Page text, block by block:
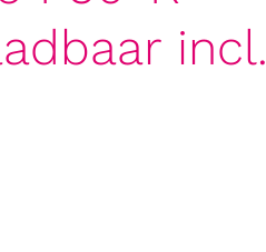
incl.